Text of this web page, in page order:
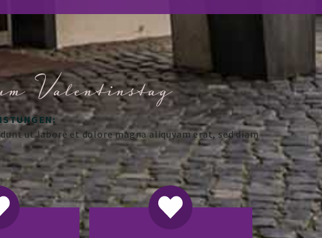
Valentinstag
ut labore et dolore magna aliquyam erat, sed diam